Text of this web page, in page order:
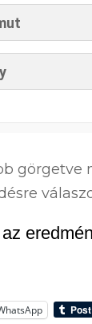
görgetve